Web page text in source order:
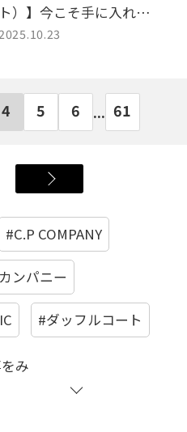
ト）】今こそ手に入れた
アーカイブ名作！デニ
2025.10.23
4 5 6 ... 61
#C.P COMPANY
ンパニー
#ダッフルコート
み